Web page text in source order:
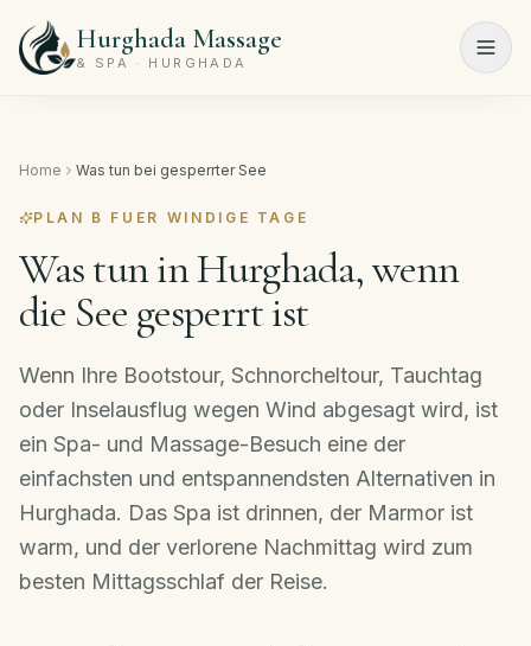
Hurghada Massage
& SPA · HURGHADA
Menu
Programme
Schönheitssalon
Preisliste
Über
uns
Kontakt
DE
Home Was tun bei gesperrter See
PLAN B FUER WINDIGE TAGE
Was tun in Hurghada, wenn
die See gesperrt ist
Wenn Ihre Bootstour, Schnorcheltour, Tauchtag
oder Inselausflug wegen Wind abgesagt wird, ist
ein Spa- und Massage-Besuch eine der
einfachsten und entspannendsten Alternativen in
Hurghada. Das Spa ist drinnen, der Marmor ist
warm, und der verlorene Nachmittag wird zum
besten Mittagsschlaf der Reise.